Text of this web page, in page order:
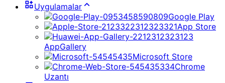
Uygulamalar
Google Play
App Store
AppGallery
Microsoft Store
Chrome
Uzantı